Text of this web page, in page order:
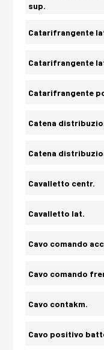
sup.
Catarifrangente
Catarifrangente
Catarifrangente
Catena
Catena
Cavalletto centr.
Cavalletto lat.
Cavo comando
Cavo comando
Cavo contakm.
Cavo positivo